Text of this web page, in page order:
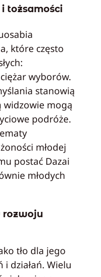
tożsamości
które często
wyborów.
stanowią
widzowie mogą
podróże.
młodej
postać Dazai
młodych
rozwoju
tło dla jego
i działań. Wielu